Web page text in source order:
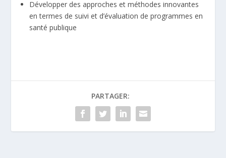
Développer des approches et méthodes innovantes
en termes de suivi et d’évaluation de programmes en
santé publique
PARTAGER: